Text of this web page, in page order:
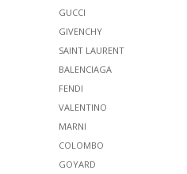
GUCCI
GIVENCHY
SAINT LAURENT
BALENCIAGA
FENDI
VALENTINO
MARNI
COLOMBO
GOYARD